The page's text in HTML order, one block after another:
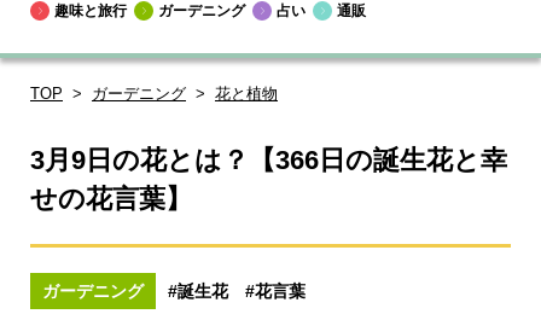
趣味と旅行
ガーデニング 占い 通販
TOP ガーデニング 花と植物
3月9日の花とは？【366日の誕生花と幸
せの花言葉】
ガーデニング #誕生花 #花言葉